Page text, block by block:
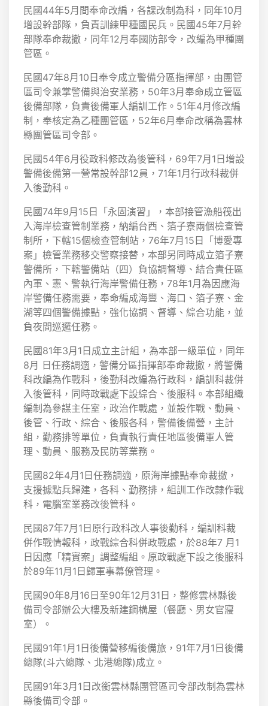
民國44年5月間奉命改編，各課改制為科，同年10月
增設幹部隊，負責訓練甲種國民兵。民國45年7月幹
部隊奉命裁撤，同年12月奉國防部令，改編為甲種團
管區。
民國47年8月10日奉令成立警備分區指揮部，由團管
區司令兼掌警備與治安業務，50年3月奉命成立管區
後備部隊，負責後備軍人編訓工作。51年4月修改編
制，奉核定為乙種團管區，52年6月奉命改稱為雲林
縣團管區司令部。
民國54年6月役政科修改為後管科，69年7月1日增設
警備後備第一營常設幹部12員，71年1月行政科裁併
入後勤科。
民國74年9月15日「永固演習」，本部接管漁船筏出
入海岸檢查管制業務，納編台西、箔子寮兩個檢查管
制所，下轄15個檢查管制站，76年7月15日「博愛專
案」檢管業務移交警察接替，本部另同時成立箔子寮
警備所，下轄警備站（四）負協調督導、結合責任區
內軍、憲、警執行海岸警備任務，78年1月為因應海
岸警備任務需要，奉命編成海豐、海口、箔子寮、金
湖等四個警備據點，強化協調、督導、綜合功能，並
負夜間巡邏任務。
民國81年3月1日成立主計組，為本部一級單位，同年
8月 日任務調適，警備分區指揮部奉命裁撤，將警備
科改編為作戰科，後勤科改編為行政科，編訓科裁併
入後管科，同時政戰處下設綜合、後服科。本部組織
編制為參謀主任室，政治作戰處，並設作戰、動員、
後管、行政、綜合、後服各科，警備後備營，主計
組，勤務排等單位，負責執行責任地區後備軍人管
理、動員、服務及民防等業務。
民國82年4月1日任務調適，原海岸據點奉命裁撤，
支援據點兵歸建，各科、勤務排，組訓工作改隸作戰
科，電腦室業務改後管科。
民國87年7月1日原行政科改人事後勤科，編訓科裁
併作戰情報科，政戰綜合科併政戰處，於88年7 月1
日因應「精實案」調整編組。原政戰處下設之後服科
於89年11月1日歸軍事幕僚管理。
民國90年8月16日至90年12月31日，整修雲林縣後
備司令部辦公大樓及新建鋼構屋（餐廳、男女官寢
室）。
民國91年1月1日後備營移編後備旅，91年7月1日後備
總隊(斗六總隊、北港總隊)成立。
民國91年3月1日改銜雲林縣團管區司令部改制為雲林
縣後備司令部。